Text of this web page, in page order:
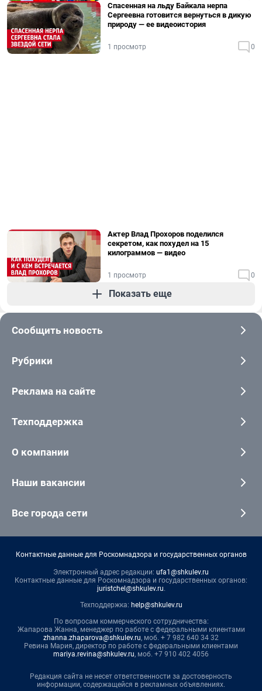
Спасенная на льду Байкала нерпа
Сергеевна готовится вернуться в дикую
природу — ее видеоистория
1 просмотр 0
Актер Влад Прохоров поделился
секретом, как похудел на 15
килограммов — видео
1 просмотр 0
Показать еще
Сообщить новость
Рубрики
Реклама на сайте
Техподдержка
О компании
Наши вакансии
Все города сети
Контактные данные для Роскомнадзора и государственных органов
Электронный адрес редакции: ufa1@shkulev.ru
Контактные данные для Роскомнадзора и государственных органов:
juristchel@shkulev.ru.
Техподдержка: help@shkulev.ru
По вопросам коммерческого сотрудничества:
Жапарова Жанна, менеджер по работе с федеральными клиентами
zhanna.zhaparova@shkulev.ru, моб. + 7 982 640 34 32
Ревина Мария, директор по работе с федеральными клиентами
mariya.revina@shkulev.ru, моб. +7 910 402 4056
Редакция сайта не несет ответственности за достоверность
информации, содержащейся в рекламных объявлениях.